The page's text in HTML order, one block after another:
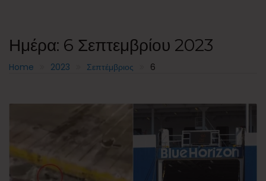
Ημέρα: 6 Σεπτεμβρίου 2023
Home 2023 Σεπτέμβριος 6